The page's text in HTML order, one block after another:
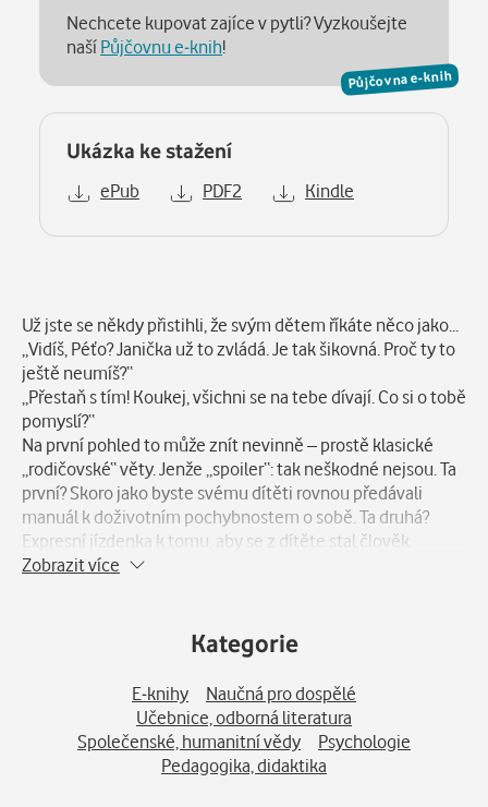
Půjčovna e-knih
Nechcete kupovat zajíce v pytli? Vyzkoušejte
našíPůjčovnu e-knih!
Ukázka ke stažení
ePub PDF2 Kindle
Už jste se někdy přistihli, že svým dětem říkáte něco jako...
„Vidíš, Péťo? Janička už to zvládá. Je tak šikovná. Proč ty to
ještě neumíš?“
„Přestaň s tím! Koukej, všichni se na tebe dívají. Co si o tobě
pomyslí?“
Na první pohled to může znít nevinně – prostě klasické
„rodičovské“ věty. Jenže „spoiler“: tak neškodné nejsou. Ta
první? Skoro jako byste svému dítěti rovnou předávali
manuál k doživotním pochybnostem o sobě. Ta druhá?
Expresní jízdenka k tomu, aby se z dítěte stal člověk
neustále se ohlížející na názory ostatních.
nevědomými pastmi, o kterých jste neměli ani tušení.
A teď to hlavní: rodičovství není jen o výchově dětí. Je taky
o přeprogramování vlastní hlavy, která jede na autopilota
už od dob, kdy jsme sami byli malí. Jde o to vyhnout se
nástrahám jako „Protože jsem to řekl/a!“ a naučit se
vychovávat respektující, samostatné bytosti, aniž bychom
se proměnili v „rodičovskou policii“.
Zobrazit více
Kategorie
E-knihy
Naučná pro dospělé
Učebnice, odborná literatura
Společenské, humanitní vědy
Psychologie
Pedagogika, didaktika